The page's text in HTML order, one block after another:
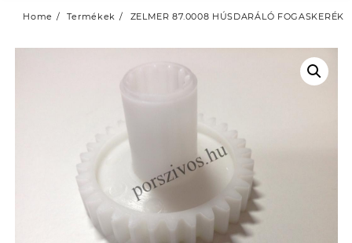
Home Termékek ZELMER 87.0008 HÚSDARÁLÓ FOGASKERÉK